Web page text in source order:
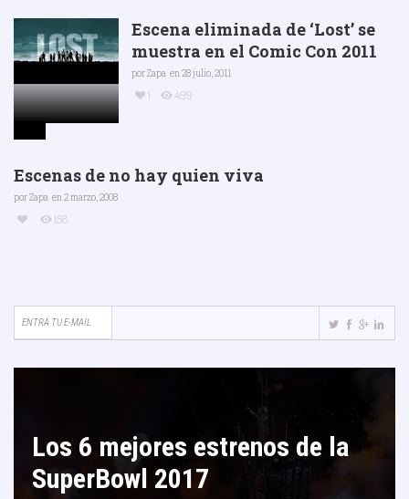
Escena eliminada de ‘Lost’ se
muestra en el Comic Con 2011
porZapa en 28 julio, 2011
1 499
Escenas de no hay quien viva
porZapa en 2 marzo, 2008
158
Los 6 mejores estrenos de la
SuperBowl 2017